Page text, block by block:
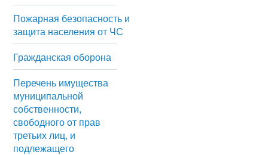
Пожарная безопасность и
защита населения от ЧС
Гражданская оборона
Перечень имущества
муниципальной
собственности,
свободного от прав
третьих лиц, и
подлежащего